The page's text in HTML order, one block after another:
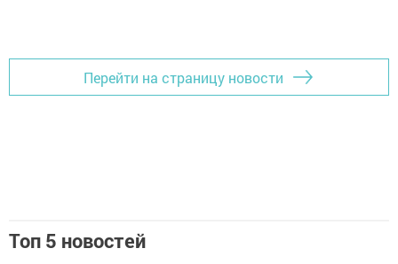
Перейти на страницу новости
Топ 5 новостей